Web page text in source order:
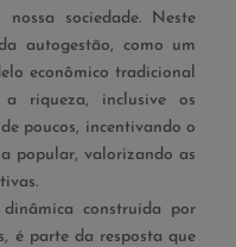
sociedade. Neste
autogestão, como um
econômico tradicional
riqueza, inclusive os
poucos, incentivando o
popular, valorizando as
construída por
é parte da resposta que